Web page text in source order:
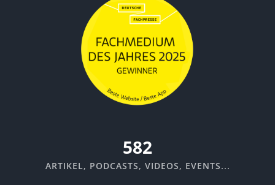
652
ARTIKEL, PODCASTS, VIDEOS, EVENTS...